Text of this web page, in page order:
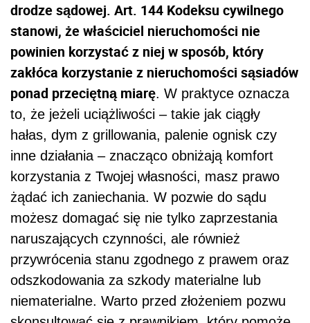
drodze sądowej. Art. 144 Kodeksu cywilnego
stanowi, że właściciel nieruchomości nie
powinien korzystać z niej w sposób, który
zakłóca korzystanie z nieruchomości sąsiadów
ponad przeciętną miarę. W praktyce oznacza
to, że jeżeli uciążliwości – takie jak ciągły
hałas, dym z grillowania, palenie ognisk czy
inne działania – znacząco obniżają komfort
korzystania z Twojej własności, masz prawo
żądać ich zaniechania. W pozwie do sądu
możesz domagać się nie tylko zaprzestania
naruszających czynności, ale również
przywrócenia stanu zgodnego z prawem oraz
odszkodowania za szkody materialne lub
niematerialne. Warto przed złożeniem pozwu